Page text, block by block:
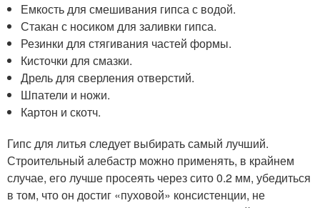
Емкость для смешивания гипса с водой.
Стакан с носиком для заливки гипса.
Резинки для стягивания частей формы.
Кисточки для смазки.
Дрель для сверления отверстий.
Шпатели и ножи.
Картон и скотч.
Гипс для литья следует выбирать самый лучший.
Строительный алебастр можно применять, в крайнем
случае, его лучше просеять через сито 0.2 мм, убедиться
в том, что он достиг «пуховой» консистенции, не